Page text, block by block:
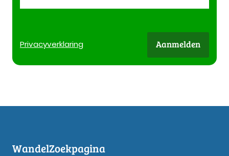
Privacyverklaring Aanmelden
WandelZoekpagina